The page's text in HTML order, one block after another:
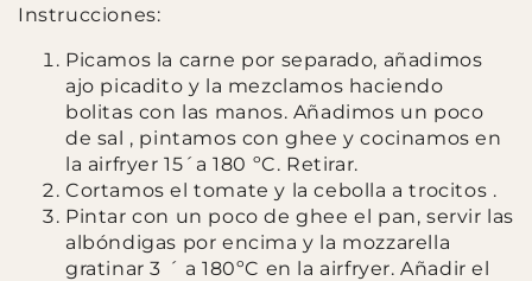
Instrucciones:
Picamos la carne por separado, añadimos
ajo picadito y la mezclamos haciendo
bolitas con las manos. Añadimos un poco
de sal , pintamos con ghee y cocinamos en
la airfryer 15´a 180 ºC. Retirar.
Cortamos el tomate y la cebolla a trocitos .
Pintar con un poco de ghee el pan, servir las
albóndigas por encima y la mozzarella
gratinar 3 ´ a 180ºC en la airfryer. Añadir el